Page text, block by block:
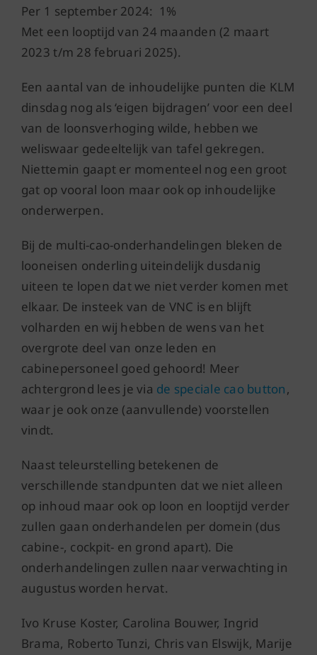
Per 1 september 2024: 1%
Met een looptijd van 24 maanden (2 maart
2023 t/m 28 februari 2025).
Een aantal van de inhoudelijke punten die KLM
dinsdag nog als ‘eigen bijdragen’ voor een deel
van de loonsverhoging wilde, hebben we
weliswaar gedeeltelijk van tafel gekregen.
Niettemin gaapt er momenteel nog een groot
gat op vooral loon maar ook op inhoudelijke
onderwerpen.
Bij de multi-cao-onderhandelingen bleken de
looneisen onderling uiteindelijk dusdanig
uiteen te lopen dat we niet verder komen met
elkaar. De insteek van de VNC is en blijft
volharden en wij hebben de wens van het
overgrote deel van onze leden en
cabinepersoneel goed gehoord! Meer
achtergrond lees je via de speciale cao button,
waar je ook onze (aanvullende) voorstellen
vindt.
Naast teleurstelling betekenen de
verschillende standpunten dat we niet alleen
op inhoud maar ook op loon en looptijd verder
zullen gaan onderhandelen per domein (dus
cabine-, cockpit- en grond apart). Die
onderhandelingen zullen naar verwachting in
augustus worden hervat.
Ivo Kruse Koster, Carolina Bouwer, Ingrid
Brama, Roberto Tunzi, Chris van Elswijk, Marije